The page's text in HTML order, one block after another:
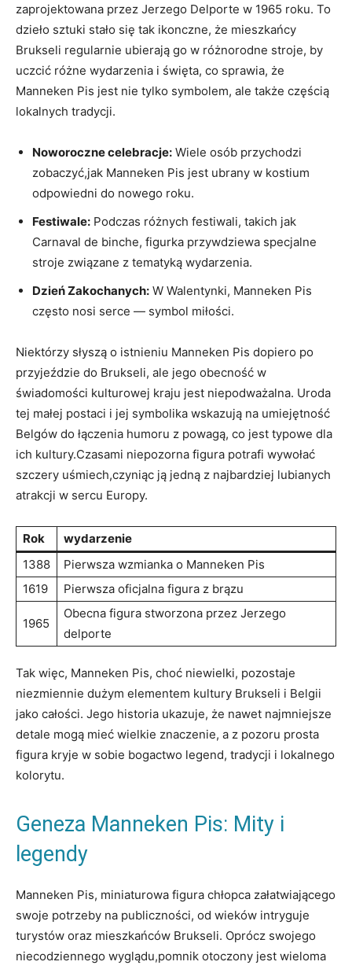
zaprojektowana przez Jerzego Delporte w 1965 ⁢roku. To
‌dzieło sztuki stało się tak ⁢ikonczne, że mieszkańcy
Brukseli⁢ regularnie ubierają go ⁤w różnorodne stroje,⁢ by
uczcić​ różne wydarzenia i święta, ​co sprawia, że
Manneken Pis jest nie tylko symbolem,⁢ ale także częścią
lokalnych tradycji.
Noworoczne celebracje: Wiele osób przychodzi
‌zobaczyć,jak Manneken Pis jest ubrany w kostium
odpowiedni do ​nowego roku.
Festiwale: Podczas ⁤różnych festiwali, takich jak
Carnaval de binche, figurka przywdziewa specjalne
stroje związane z tematyką ‍wydarzenia.
Dzień Zakochanych: W‍ Walentynki, ⁣Manneken Pis
często nosi serce ⁢—⁤ symbol miłości.
Niektórzy słyszą⁤ o istnieniu Manneken Pis dopiero po
przyjeździe do Brukseli, ale jego obecność ‍w
świadomości ‍kulturowej kraju jest niepodważalna. Uroda
tej​ małej postaci i jej symbolika​ wskazują na umiejętność
Belgów do łączenia⁢ humoru z powagą, co jest typowe dla
ich kultury.Czasami niepozorna figura potrafi wywołać
szczery uśmiech,czyniąc ją jedną z ‍najbardziej⁢ lubianych
atrakcji w sercu Europy.
Rok
wydarzenie
1388
Pierwsza wzmianka o Manneken Pis
1619
Pierwsza oficjalna figura z brązu
1965
Obecna figura stworzona przez Jerzego
delporte
Tak więc,‌ Manneken Pis,⁢ choć niewielki,​ pozostaje
niezmiennie ‍dużym elementem ‍kultury Brukseli⁢ i Belgii
jako całości. Jego historia ‌ukazuje, że nawet⁤ najmniejsze
detale mogą mieć wielkie ⁢znaczenie, a z pozoru prosta
figura kryje w sobie bogactwo ​legend, tradycji i lokalnego
kolorytu.
Geneza Manneken Pis:​ Mity i
legendy
Manneken Pis, miniaturowa figura chłopca załatwiającego
swoje potrzeby na ‍publiczności, od wieków intryguje
turystów oraz mieszkańców Brukseli. Oprócz swojego‌
niecodziennego wyglądu,pomnik otoczony jest wieloma​